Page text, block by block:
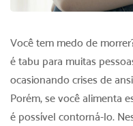
Você tem medo de
é tabu para muitas
ocasionando crises de
Porém, se você alimenta
é possível contorná-lo.